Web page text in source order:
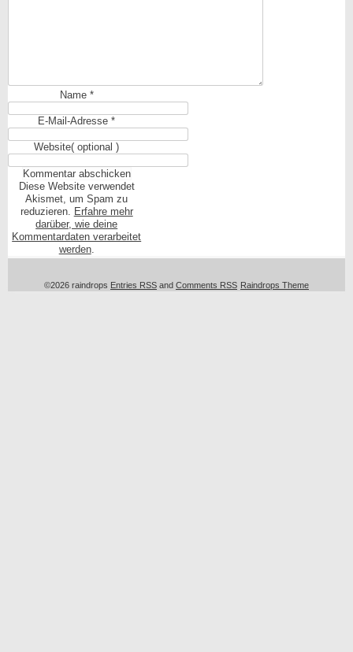
Name *
E-Mail-Adresse*
Website( optional )
Diese Website verwendet
Akismet, um Spam zu
reduzieren.
Erfahre mehr
darüber, wie deine
Kommentardaten verarbeitet
werden.
©2026 raindrops Entries RSS and Comments RSS Raindrops Theme